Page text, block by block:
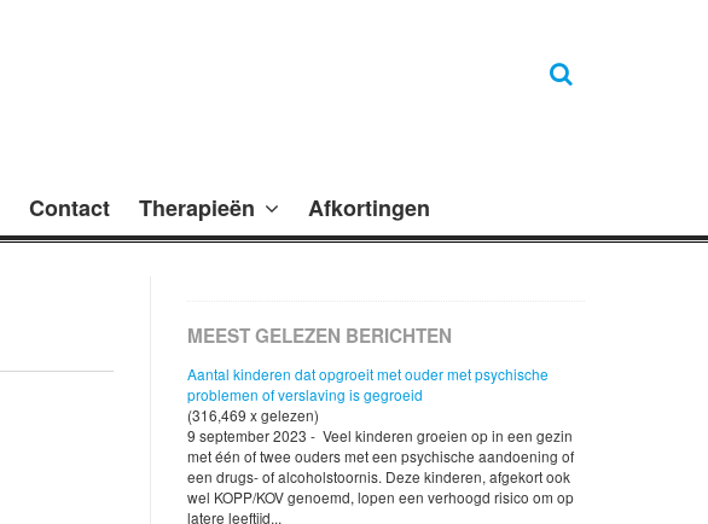
Contact Therapieën Afkortingen
MEEST GELEZEN BERICHTEN
Aantal kinderen dat opgroeit met ouder met psychische
problemen of verslaving is gegroeid
(316,469 x gelezen)
9 september 2023 - Veel kinderen groeien op in een gezin
met één of twee ouders met een psychische aandoening of
een drugs- of alcoholstoornis. Deze kinderen, afgekort ook
wel KOPP/KOV genoemd, lopen een verhoogd risico om op
latere leeftijd...